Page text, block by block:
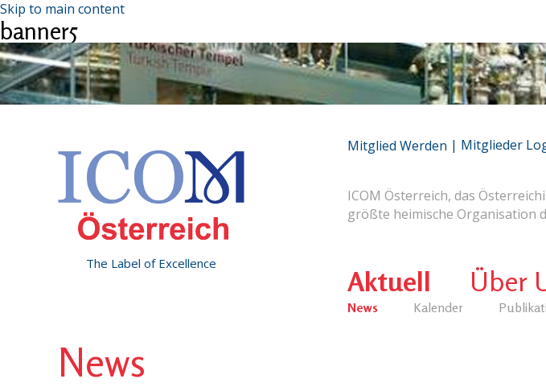
Skip to main content
banner5
The Label of Excellence
ICOM Österreich, das
größte heimische Organisation
Aktuell
News Kalender
Über
Mitglied Werden | Mitglieder
News